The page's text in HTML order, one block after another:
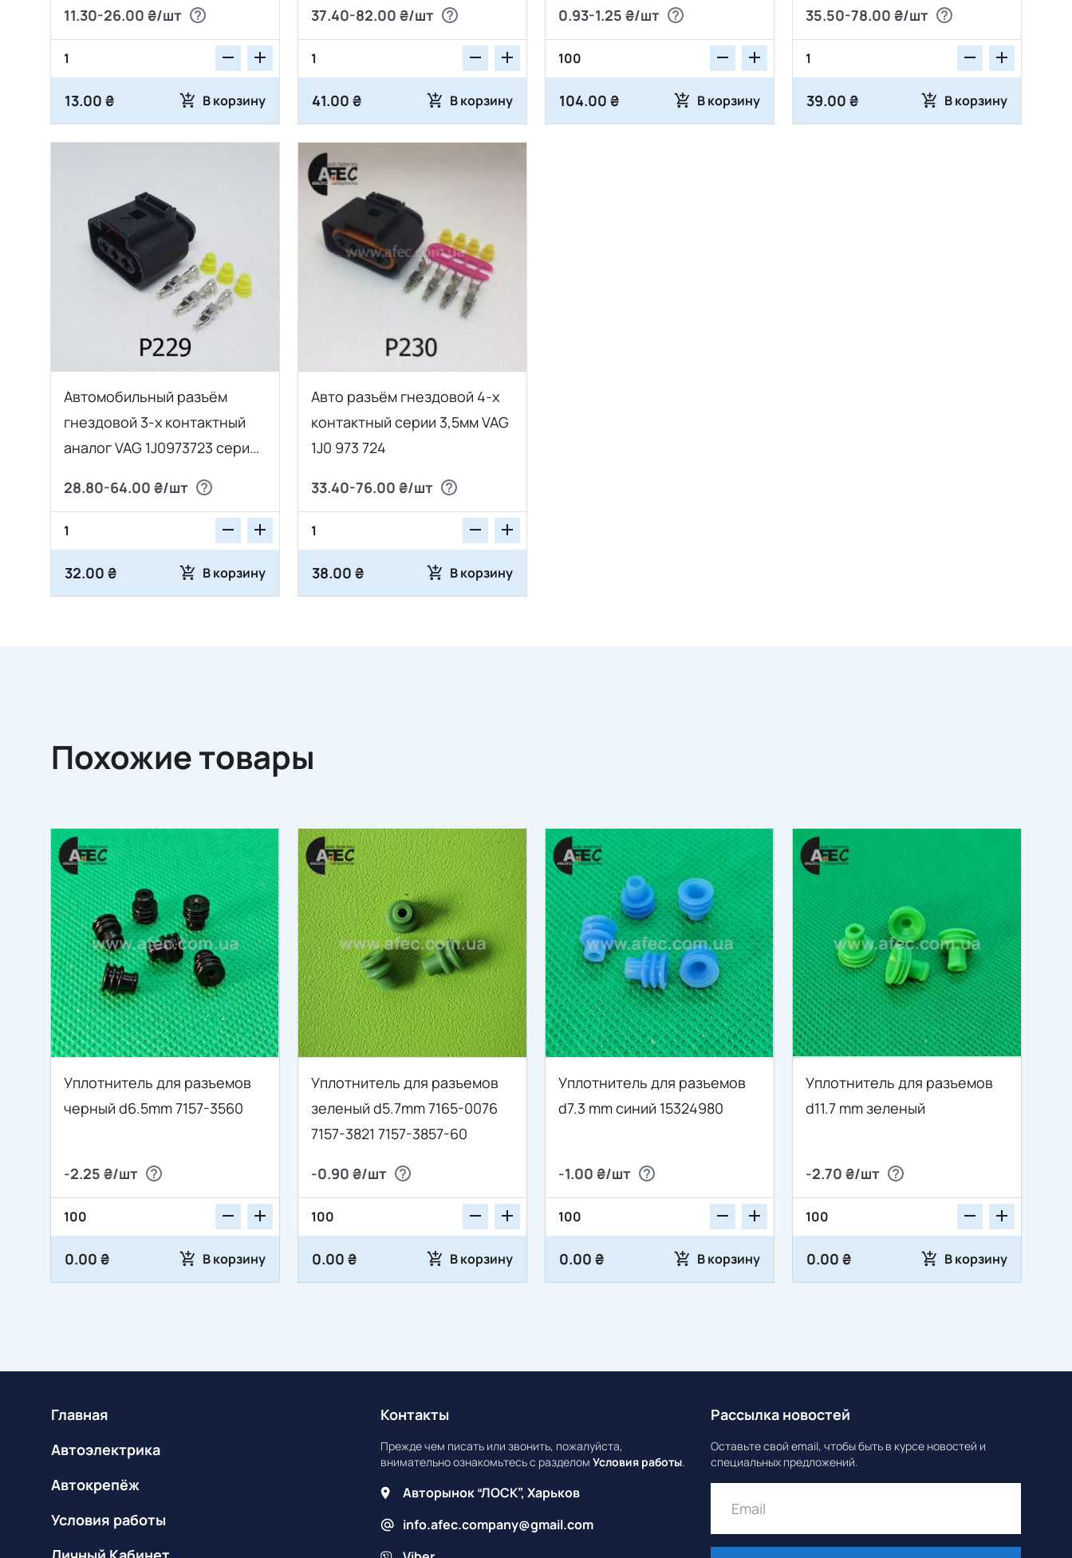
датчика адсорбера ВАЗ
11.30-26.00 ₴/шт
13.00 ₴ В корзину
37.40-82.00 ₴/шт
41.00 ₴ В корзину
0.93-1.25 ₴/шт
104.00 ₴ В корзину
35.50-78.00 ₴/шт
39.00 ₴ В корзину
Автомобильный разъём
гнездовой 3-х контактный
аналог VAG 1J0973723 серии
28.80-64.00 ₴/шт
32.00 ₴ В корзину
Авто разъём гнездовой 4-х
контактный серии 3,5мм VAG
1J0 973 724
33.40-76.00 ₴/шт
38.00 ₴ В корзину
Похожие товары
Уплотнитель для разъемов
черный d6.5mm 7157-3560
-2.25 ₴/шт
0.00 ₴ В корзину
Уплотнитель для разъемов
зеленый d5.7mm 7165-0076
7157-3821 7157-3857-60
-0.90 ₴/шт
0.00 ₴ В корзину
Уплотнитель для разъемов
d7.3 mm синий 15324980
-1.00 ₴/шт
0.00 ₴ В корзину
Уплотнитель для разъемов
d11.7 mm зеленый
-2.70 ₴/шт
0.00 ₴ В корзину
Главная
Автоэлектрика
Автокрепёж
Условия работы
Контакты
Прежде чем писать или звонить, пожалуйста,
внимательно ознакомьтесь с разделомУсловия работы.
Авторынок “ЛОСК”, Харьков
info.afec.company@gmail.com
Рассылка новостей
Оставьте свой email, чтобы быть в курсе новостей и
специальных предложений.